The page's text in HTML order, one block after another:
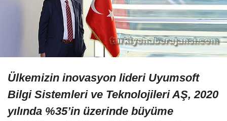
Ülkemizin inovasyon lideri Uyumsoft
Bilgi Sistemleri ve Teknolojileri AŞ, 2020
yılında %35’in üzerinde büyüme